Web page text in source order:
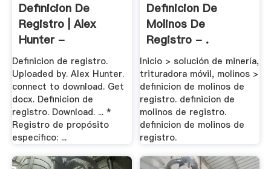
Definicion De
Registro | Alex
Hunter -
Academia.edu
Definicion de registro.
Uploaded by. Alex Hunter.
connect to download. Get
docx. Definicion de
registro. Download. ... *
Registro de propósito
específico: ...
Definicion De
Molinos De
Registro - .
Inicio > solución de minería,
trituradora móvil, molinos >
definicion de molinos de
registro. definicion de
molinos de registro.
definicion de molinos de
registro.